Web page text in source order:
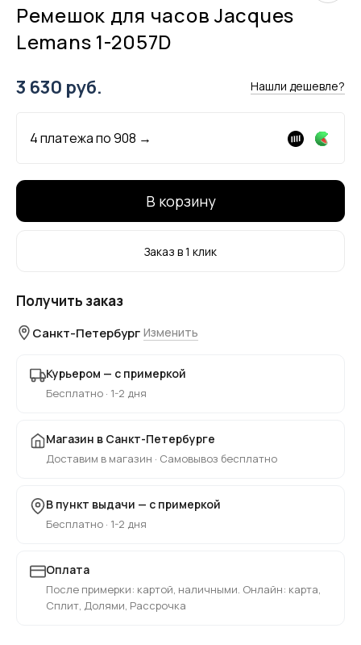
Ремешок для часов Jacques
Lemans 1-2057D
3 630 руб. Нашли дешевле?
4 платежа по908 →
В корзину
Заказ в 1 клик
Получить заказ
Санкт-Петербург Изменить
Курьером — с примеркой
Бесплатно · 1-2 дня
Магазин в Санкт-Петербурге
Доставим в магазин · Самовывоз бесплатно
В пункт выдачи — с примеркой
Бесплатно · 1-2 дня
Оплата
После примерки: картой, наличными. Онлайн: карта,
Сплит, Долями, Рассрочка